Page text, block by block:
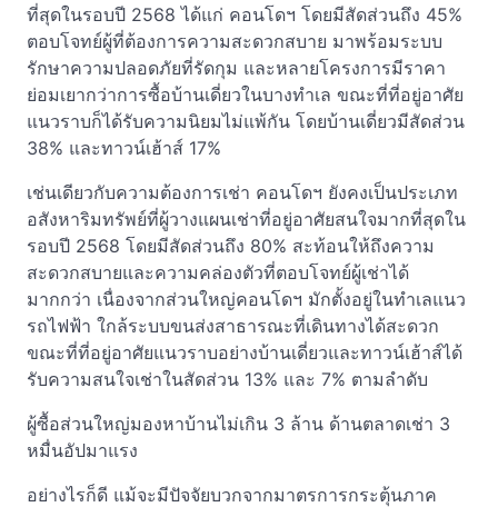
ที่สุดในรอบปี 2568 ได้แก่ คอนโดฯ โดยมีสัดส่วนถึง 45%
ตอบโจทย์ผู้ที่ต้องการความสะดวกสบาย มาพร้อมระบบ
รักษาความปลอดภัยที่รัดกุม และหลายโครงการมีราคา
ย่อมเยากว่าการซื้อบ้านเดี่ยวในบางทำเล ขณะที่ที่อยู่อาศัย
แนวราบก็ได้รับความนิยมไม่แพ้กัน โดยบ้านเดี่ยวมีสัดส่วน
38% และทาวน์เฮ้าส์ 17%
เช่นเดียวกับความต้องการเช่า คอนโดฯ ยังคงเป็นประเภท
อสังหาริมทรัพย์ที่ผู้วางแผนเช่าที่อยู่อาศัยสนใจมากที่สุดใน
รอบปี 2568 โดยมีสัดส่วนถึง 80% สะท้อนให้ถึงความ
สะดวกสบายและความคล่องตัวที่ตอบโจทย์ผู้เช่าได้
มากกว่า เนื่องจากส่วนใหญ่คอนโดฯ มักตั้งอยู่ในทำเลแนว
รถไฟฟ้า ใกล้ระบบขนส่งสาธารณะที่เดินทางได้สะดวก
ขณะที่ที่อยู่อาศัยแนวราบอย่างบ้านเดี่ยวและทาวน์เฮ้าส์ได้
รับความสนใจเช่าในสัดส่วน 13% และ 7% ตามลำดับ
ผู้ซื้อส่วนใหญ่มองหาบ้านไม่เกิน 3 ล้าน ด้านตลาดเช่า 3
หมื่นอัปมาแรง
อย่างไรก็ดี แม้จะมีปัจจัยบวกจากมาตรการกระตุ้นภาค